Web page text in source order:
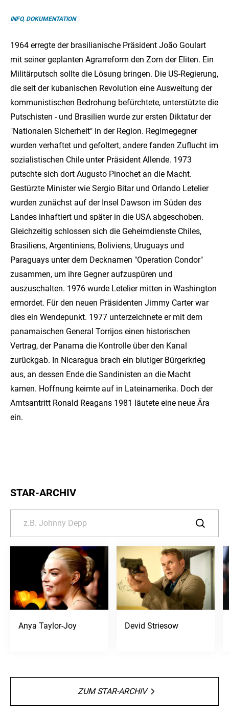
INFO, DOKUMENTATION
1964 erregte der brasilianische Präsident João Goulart
mit seiner geplanten Agrarreform den Zorn der Eliten. Ein
Militärputsch sollte die Lösung bringen. Die US-Regierung,
die seit der kubanischen Revolution eine Ausweitung der
kommunistischen Bedrohung befürchtete, unterstützte die
Putschisten - und Brasilien wurde zur ersten Diktatur der
"Nationalen Sicherheit" in der Region. Regimegegner
wurden verhaftet und gefoltert, andere fanden Zuflucht im
sozialistischen Chile unter Präsident Allende. 1973
putschte sich dort Augusto Pinochet an die Macht.
Gestürzte Minister wie Sergio Bitar und Orlando Letelier
wurden zunächst auf der Insel Dawson im Süden des
Landes inhaftiert und später in die USA abgeschoben.
Gleichzeitig schlossen sich die Geheimdienste Chiles,
Brasiliens, Argentiniens, Boliviens, Uruguays und
Paraguays unter dem Decknamen "Operation Condor"
zusammen, um ihre Gegner aufzuspüren und
auszuschalten. 1976 wurde Letelier mitten in Washington
ermordet. Für den neuen Präsidenten Jimmy Carter war
dies ein Wendepunkt. 1977 unterzeichnete er mit dem
panamaischen General Torrijos einen historischen
Vertrag, der Panama die Kontrolle über den Kanal
zurückgab. In Nicaragua brach ein blutiger Bürgerkrieg
aus, an dessen Ende die Sandinisten an die Macht
kamen. Hoffnung keimte auf in Lateinamerika. Doch der
Amtsantritt Ronald Reagans 1981 läutete eine neue Ära
ein.
STAR-ARCHIV
Anya Taylor-Joy Devid Striesow
ZUM STAR-ARCHIV